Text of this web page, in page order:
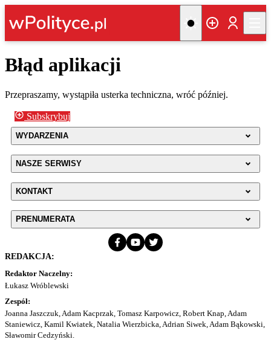
Błąd aplikacji
Przepraszamy, wystąpiła usterka techniczna, wróć później.
Subskrybuj
WYDARZENIA
NASZE SERWISY
KONTAKT
PRENUMERATA
REDAKCJA:
Redaktor Naczelny:
Łukasz Wróblewski
Zespół:
Joanna Jaszczuk, Adam Kacprzak, Tomasz Karpowicz, Robert Knap, Adam
Staniewicz, Kamil Kwiatek, Natalia Wierzbicka, Adrian Siwek, Adam Bąkowski,
Sławomir Cedzyński.